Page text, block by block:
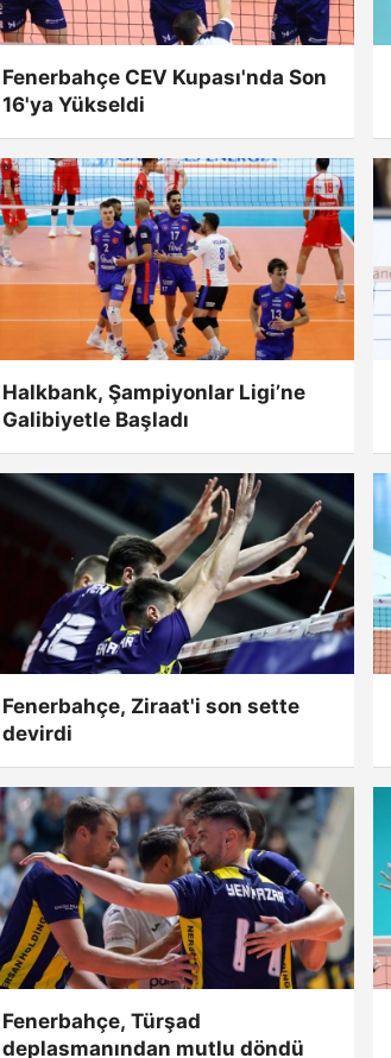
Fenerbahçe CEV Kupası'nda Son
16'ya Yükseldi
Halkbank, Şampiyonlar Ligi’ne
Galibiyetle Başladı
Fenerbahçe, Ziraat'i son sette
devirdi
Fenerbahçe, Türşad
deplasmanından mutlu döndü